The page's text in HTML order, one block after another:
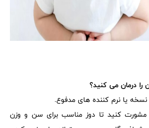
درمان می کنید؟
یا نرم کننده های مدفوع.
کنید تا دوز مناسب برای سن و وزن